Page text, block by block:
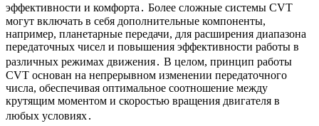
эффективности и комфорта․ Более сложные системы CVT
могут включать в себя дополнительные компоненты,
например, планетарные передачи, для расширения диапазона
передаточных чисел и повышения эффективности работы в
различных режимах движения․ В целом, принцип работы
CVT основан на непрерывном изменении передаточного
числа, обеспечивая оптимальное соотношение между
крутящим моментом и скоростью вращения двигателя в
любых условиях․